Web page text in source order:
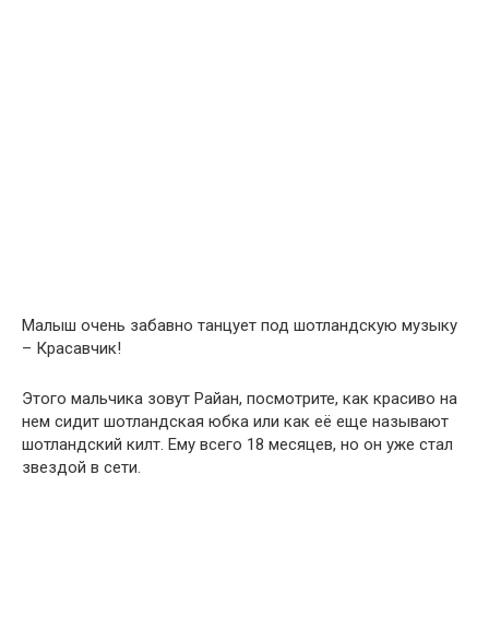
Малыш очень забавно танцует под шотландскую музыку
– Красавчик!
Этого мальчика зовут Райан, посмотрите, как красиво на
нем сидит шотландская юбка или как её еще называют
шотландский килт. Ему всего 18 месяцев, но он уже стал
звездой в сети.